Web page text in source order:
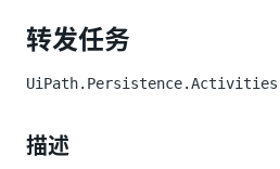
转发任务
描述